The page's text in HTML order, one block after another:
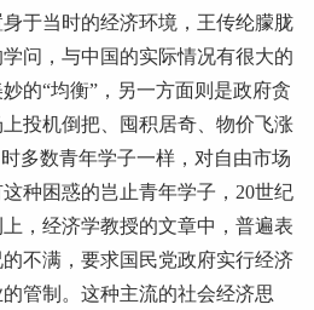
于当时的经济环境，王传纶朦胧
问，与中国的实际情况有很大的
的“均衡”，另一方面则是政府贪
投机倒把、囤积居奇、物价飞涨
多数青年学子一样，对自由市场
种困惑的岂止青年学子，20世纪
，经济学教授的文章中，普遍表
不满，要求国民党政府实行经济
管制。这种主流的社会经济思